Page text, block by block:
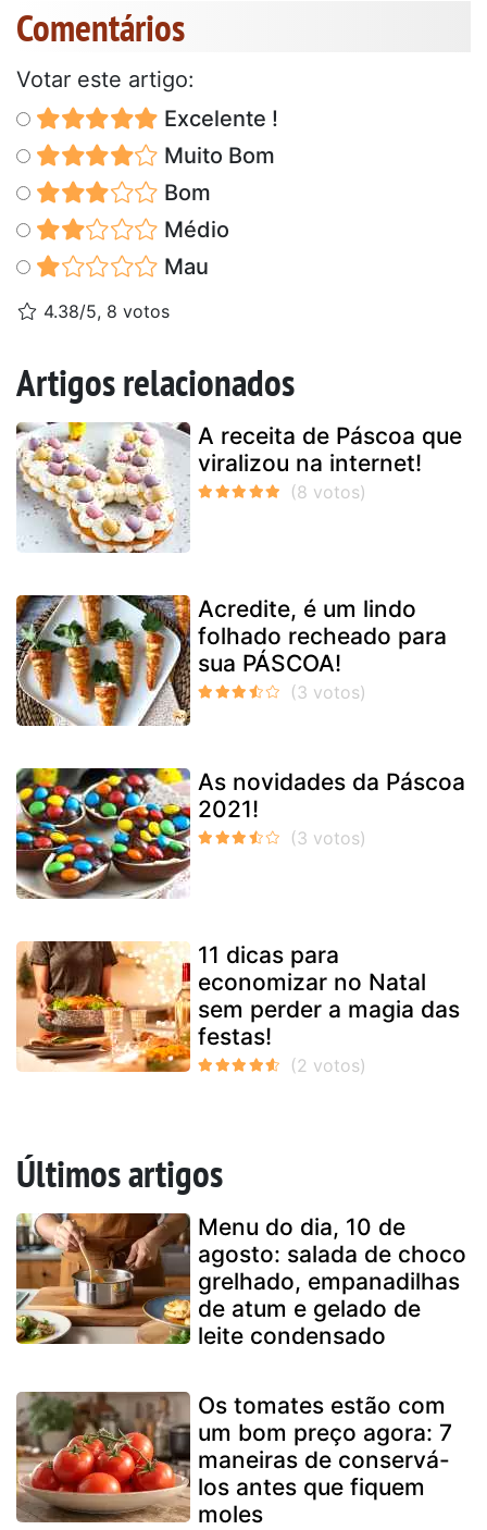
Comentários
Votar este artigo:
Excelente !
Muito Bom
Bom
Médio
Mau
4.38/5, 8 votos
Artigos relacionados
A receita de Páscoa que
viralizou na internet!
Acredite, é um lindo
folhado recheado para
sua PÁSCOA!
As novidades da Páscoa
2021!
11 dicas para
economizar no Natal
sem perder a magia das
festas!
Últimos artigos
Menu do dia, 10 de
agosto: salada de choco
grelhado, empanadilhas
de atum e gelado de
leite condensado
Os tomates estão com
um bom preço agora: 7
maneiras de conservá-
los antes que fiquem
moles